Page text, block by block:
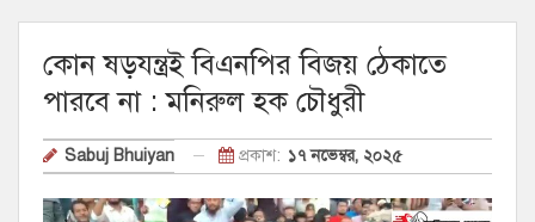
কোন ষড়যন্ত্রই বিএনপির বিজয় ঠেকাতে
পারবে না : মনিরুল হক চৌধুরী
Sabuj Bhuiyan প্রকাশ: ১৭ নভেম্বর, ২০২৫